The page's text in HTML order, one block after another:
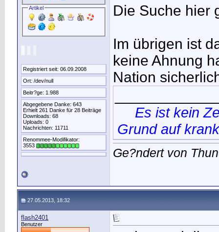
Artikel
Registriert seit: 06.09.2008
Ort: /dev/null
Beitr?ge: 1.988
Abgegebene Danke: 643
Erhielt 261 Danke für 28 Beiträge
Downloads: 68
Uploads: 0
Nachrichten: 11711
Renommee-Modifikator:
3553
Die Suche hier
Im übrigen ist
keine Ahnung
Nation
Es ist kein
Grund auf
Ge?ndert von
27.05.2013, 18:32
flash2401
Benutzer